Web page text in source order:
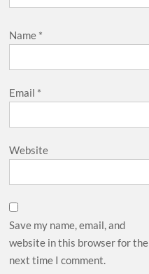
Name *
Email *
Website
Save my name, email, and
website in this browser for the
next time I comment.